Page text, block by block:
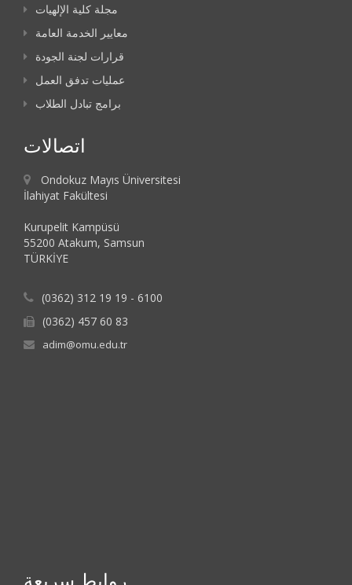
مجلة كلية الإلهيات
معايير الخدمة العامة
قرارات لجنة الجودة
عمليات تدفق العمل
برامج تبادل الطلاب
اتصالات
Ondokuz Mayıs Üniversitesi
İlahiyat Fakültesi
Kurupelit Kampüsü
55200 Atakum, Samsun
TÜRKİYE
(0362) 312 19 19 - 6100
(0362) 457 60 83
adim@omu.edu.tr
روابط سريعة